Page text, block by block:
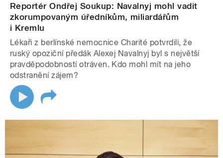
Reportér Ondřej Soukup: Navalnyj mohl vadit
zkorumpovaným úředníkům, miliardářům
i Kremlu
Lékaři z berlínské nemocnice Charité potvrdili, že
ruský opoziční předák Alexej Navalnyj byl s největší
pravděpodobností otráven. Kdo mohl mít na jeho
odstranění zájem?